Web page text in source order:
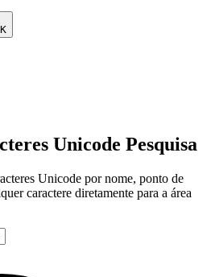
K
Unicode Pesquisa
Unicode por nome, ponto de
caractere diretamente para a área